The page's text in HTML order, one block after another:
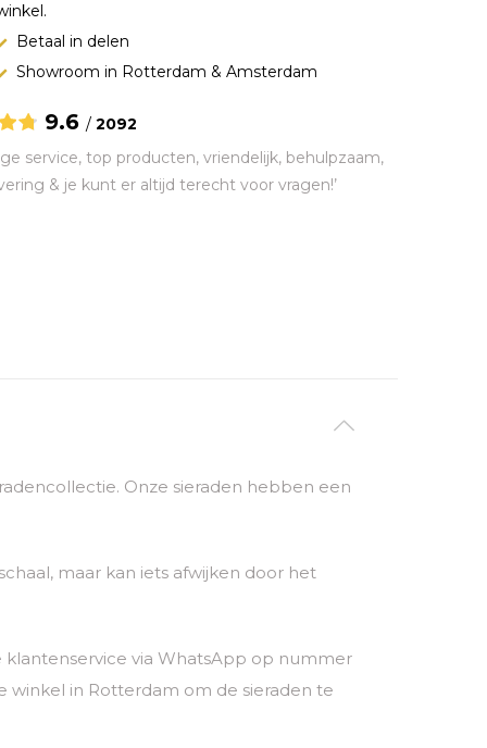
Betaal in delen
Showroom in Rotterdam & Amsterdam
9.6 / 2092
service, top producten, vriendelijk, behulpzaam,
& je kunt er altijd terecht voor vragen!’
Onze sieraden hebben een
maar kan iets afwijken door het
via WhatsApp op nummer
winkel in Rotterdam om de sieraden te